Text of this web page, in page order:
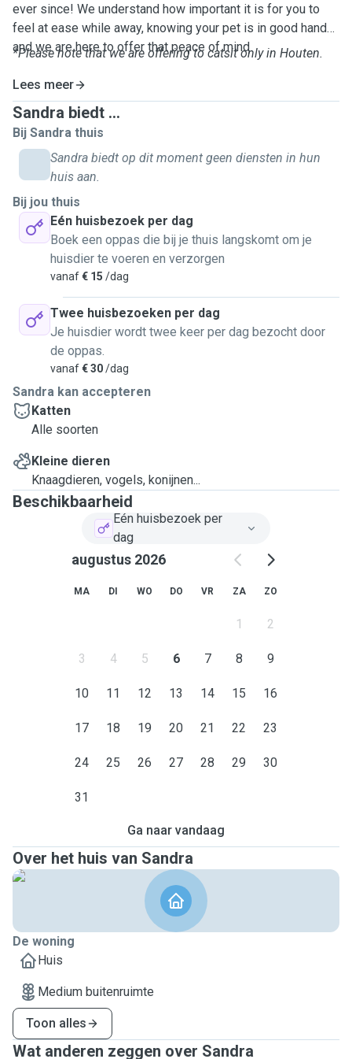
ever since! We understand how important it is for you to
feel at ease while away, knowing your pet is in good hands,
and we are here to offer that peace of mind.
*Please note that we are offering to catsit only in Houten.
Lees meer
Sandra biedt ...
Bij Sandra thuis
Sandra biedt op dit moment geen diensten in hun
huis aan.
Bij jou thuis
Eén huisbezoek per dag
Boek een oppas die bij je thuis langskomt om je
huisdier te voeren en verzorgen
vanaf€ 15 /dag
Twee huisbezoeken per dag
Je huisdier wordt twee keer per dag bezocht door
de oppas.
vanaf€ 30/dag
Sandra kan accepteren
Katten
Alle soorten
Kleine dieren
Knaagdieren, vogels, konijnen...
Beschikbaarheid
Eén huisbezoek per
dag
augustus 2026
MA DI WO DO VR ZA ZO
1 2
3 4 5 6 7 8 9
10 11 12 13 14 15 16
17 18 19 20 21 22 23
24 25 26 27 28 29 30
31
Ga naar vandaag
Over het huis van Sandra
De woning
Huis
Medium buitenruimte
Toon alles
Wat anderen zeggen over Sandra